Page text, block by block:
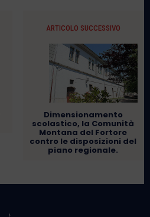
ARTICOLO SUCCESSIVO
Dimensionamento
scolastico, la Comunità
Montana del Fortore
contro le disposizioni del
piano regionale.